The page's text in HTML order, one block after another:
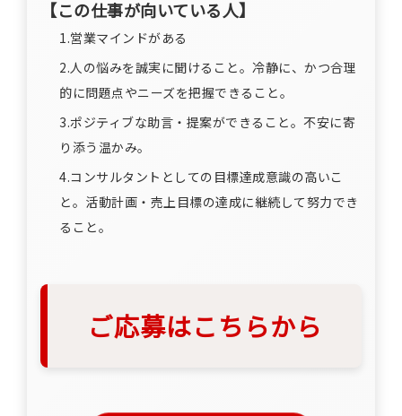
【この仕事が向いている人】
1.営業マインドがある
2.人の悩みを誠実に聞けること。冷静に、かつ合理
的に問題点やニーズを把握できること。
3.ポジティブな助言・提案ができること。不安に寄
り添う温かみ。
4.コンサルタントとしての目標達成意識の高いこ
と。活動計画・売上目標の達成に継続して努力でき
ること。
ご応募はこちらから